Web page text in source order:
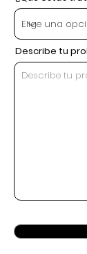
Describe tu